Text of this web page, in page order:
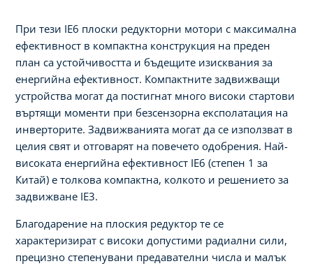
При тези IE6 плоски редукторни мотори с максимална
ефективност в компактна конструкция на преден
план са устойчивостта и бъдещите изисквания за
енергийна ефективност. Компактните задвижващи
устройства могат да постигнат много високи стартови
въртящи моменти при безсензорна експолатация на
инверторите. Задвижванията могат да се използват в
целия свят и отговарят на повечето одобрения. Най-
високата енергийна ефективност IE6 (степен 1 за
Китай) е толкова компактна, колкото и решението за
задвижване IE3.
Благодарение на плоския редуктор те се
характеризират с високи допустими радиални сили,
прецизно степенувани предавателни числа и малък